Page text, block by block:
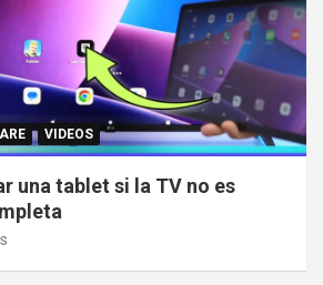
VIDEOS
una tablet si la TV no es